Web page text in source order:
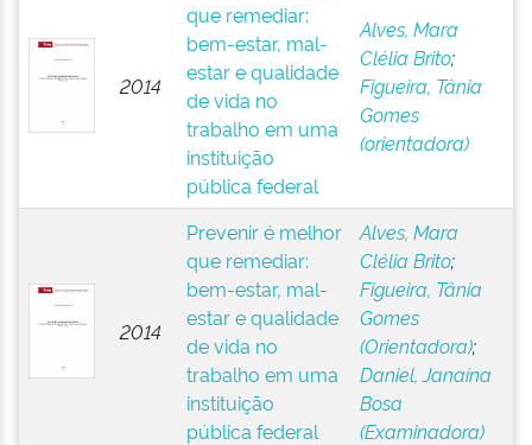
2014
que remediar:
bem-estar, mal-
estar e qualidade
de vida no
trabalho em uma
instituição
pública federal
Alves, Mara
Clélia Brito;
Figueira, Tânia
Gomes
(orientadora)
2014
Prevenir é melhor
que remediar:
bem-estar, mal-
estar e qualidade
de vida no
trabalho em uma
instituição
pública federal
Alves, Mara
Clélia Brito;
Figueira, Tânia
Gomes
(Orientadora);
Daniel, Janaína
Bosa
(Examinadora)